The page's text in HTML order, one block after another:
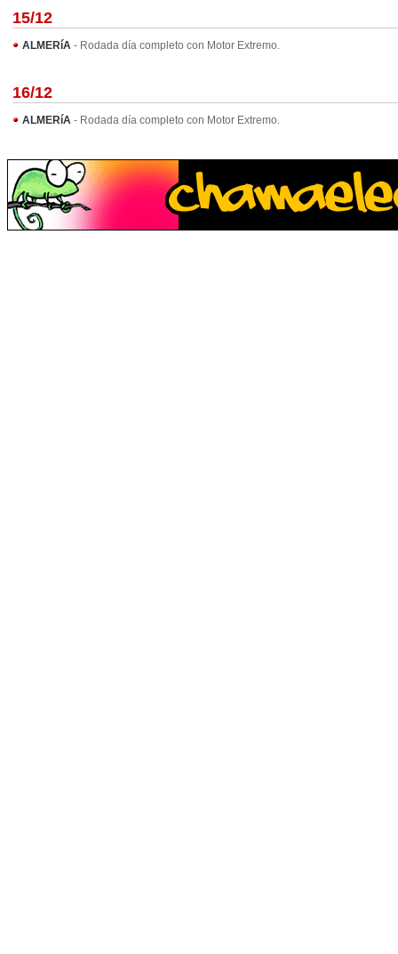
15/12
ALMERíA - Rodada día completo con Motor Extremo.
16/12
ALMERíA - Rodada día completo con Motor Extremo.